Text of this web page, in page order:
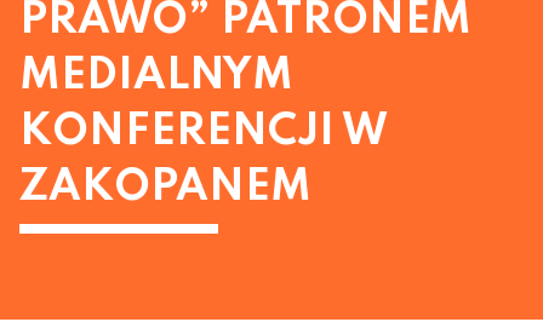
PRAWO” PATRONEM
MEDIALNYM
KONFERENCJI W
ZAKOPANEM